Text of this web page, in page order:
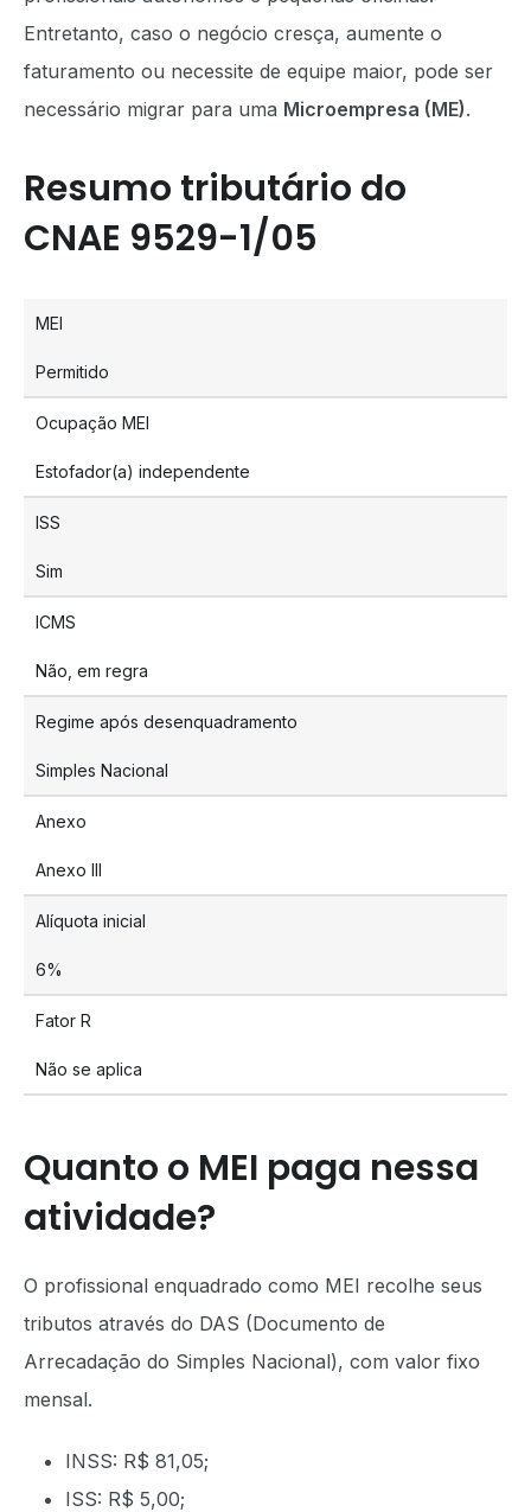
Entretanto, caso o negócio cresça, aumente o
faturamento ou necessite de equipe maior, pode ser
necessário migrar para uma Microempresa (ME).
Resumo tributário do
CNAE 9529-1/05
MEI
Permitido
Ocupação MEI
Estofador(a) independente
ISS
Sim
ICMS
Não, em regra
Regime após desenquadramento
Simples Nacional
Anexo
Anexo III
Alíquota inicial
6%
Fator R
Não se aplica
Quanto o MEI paga nessa
atividade?
O profissional enquadrado como MEI recolhe seus
tributos através do DAS (Documento de
Arrecadação do Simples Nacional), com valor fixo
mensal.
INSS: R$ 81,05;
ISS: R$ 5,00;